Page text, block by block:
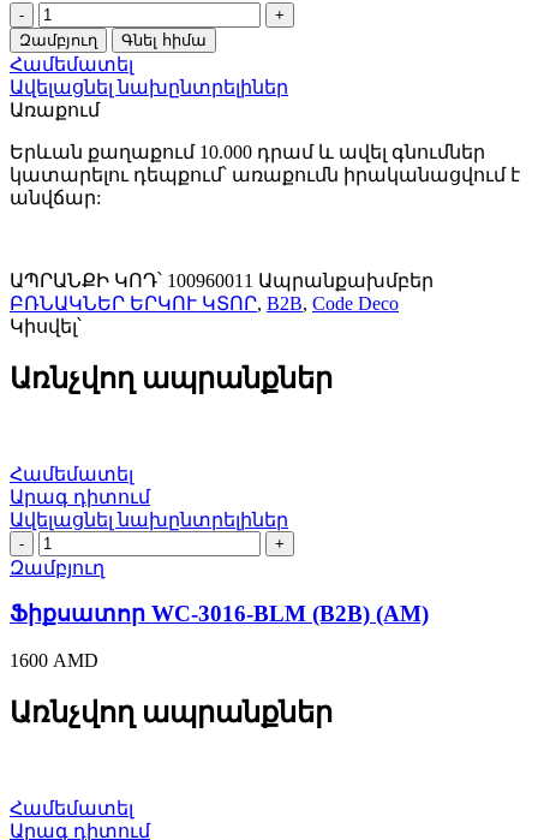
Բռնակ
H-
30133-
A-
BLM
(B2B)
(AM)
quantity
Զամբյուղ Գնել հիմա
Համեմատել
Ավելացնել նախընտրելիներ
Առաքում
Երևան քաղաքում 10.000 դրամ և ավել գնումներ
կատարելու դեպքում՝ առաքումն իրականացվում է
անվճար:
ԱՊՐԱՆՔԻ ԿՈԴ՝ 100960011 Ապրանքախմբեր
ԲՌՆԱԿՆԵՐ ԵՐԿՈՒ ԿՏՈՐ, B2B, Code Deco
Կիսվել՝
Առնչվող ապրանքներ
Համեմատել
Արագ դիտում
Ավելացնել նախընտրելիներ
Ֆիքսատոր
WC-
3016-
BLM
(B2B)
(AM)
quantity
Զամբյուղ
Ֆիքսատոր WC-3016-BLM (B2B) (AM)
1600 AMD
Առնչվող ապրանքներ
Համեմատել
Արագ դիտում